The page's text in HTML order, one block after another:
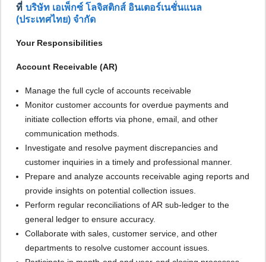
ที่ บริษัท เอเพ็กซ์ โลจิสติกส์ อินเตอร์เนชั่นแนล
(ประเทศไทย) จำกัด
Your Responsibilities
Account Receivable (AR)
Manage the full cycle of accounts receivable
Monitor customer accounts for overdue payments and
initiate collection efforts via phone, email, and other
communication methods.
Investigate and resolve payment discrepancies and
customer inquiries in a timely and professional manner.
Prepare and analyze accounts receivable aging reports and
provide insights on potential collection issues.
Perform regular reconciliations of AR sub-ledger to the
general ledger to ensure accuracy.
Collaborate with sales, customer service, and other
departments to resolve customer account issues.